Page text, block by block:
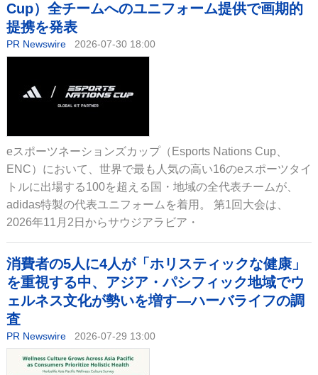
Cup）全チームへのユニフォーム提供で画期的
提携を発表
PR Newswire 2026-07-30 18:00
eスポーツネーションズカップ（Esports Nations Cup、
ENC）において、世界で最も人気の高い16のeスポーツタイ
トルに出場する100を超える国・地域の全代表チームが、
adidas特製の代表ユニフォームを着用。 第1回大会は、
2026年11月2日からサウジアラビア・
消費者の5人に4人が「ホリスティックな健康」
を重視する中、アジア・パシフィック地域でウ
ェルネス文化が勢いを増す―ハーバライフの調
査
PR Newswire 2026-07-29 13:00